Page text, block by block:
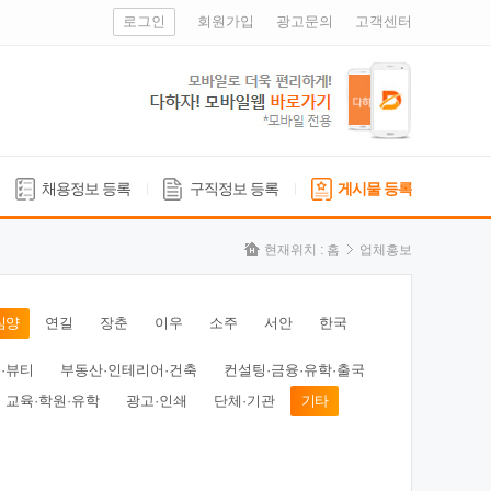
로그인 회원가입 광고문의 고객센터
채용정보 등록 구직정보 등록 게시물 등록
현재위치 : 홈 업체홍보
양 연길 장춘 이우 소주 서안 한국
뷰티 부동산·인테리어·건축
컨설팅·금융·유학·출국
교육·학원·유학
광고·인쇄 단체·기관 기타